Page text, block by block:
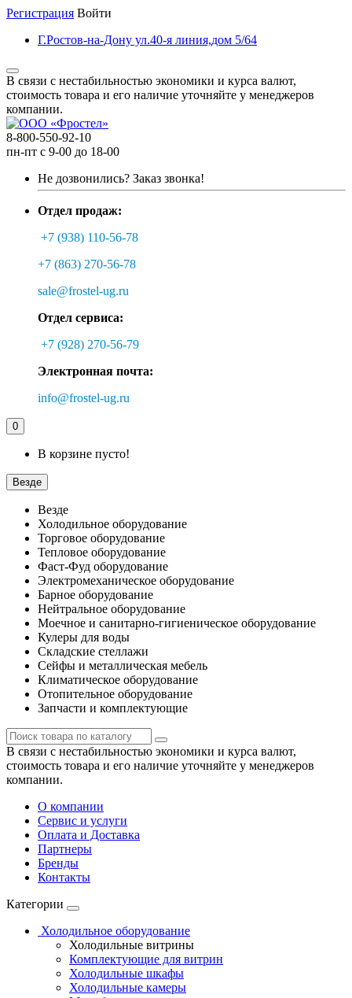
Регистрация Войти
Г.Ростов-на-Дону ул.40-я линия,дом 5/64
В связи с нестабильностью экономики и курса валют,
стоимость товара и его наличие уточняйте у менеджеров
компании.
8-800-550-92-10
пн-пт с 9-00 до 18-00
Не дозвонились? Заказ звонка!
Отдел продаж:
+7 (938) 110-56-78
+7 (863) 270-56-78
sale@frostel-ug.ru
Отдел сервиса:
+7 (928) 270-56-79
Электронная почта:
info@frostel-ug.ru
0
В корзине пусто!
Везде
Везде
Холодильное оборудование
Торговое оборудование
Тепловое оборудование
Фаст-Фуд оборудование
Электромеханическое оборудование
Барное оборудование
Нейтральное оборудование
Моечное и санитарно-гигиеническое оборудование
Кулеры для воды
Складские стеллажи
Сейфы и металлическая мебель
Климатическое оборудование
Отопительное оборудование
Запчасти и комплектующие
В связи с нестабильностью экономики и курса валют,
стоимость товара и его наличие уточняйте у менеджеров
компании.
О компании
Сервис и услуги
Оплата и Доставка
Партнеры
Бренды
Контакты
Категории
Холодильное оборудование
Холодильные витрины
Комплектующие для витрин
Холодильные шкафы
Холодильные камеры